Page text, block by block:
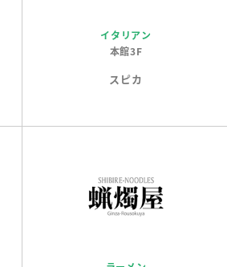
イタリアン
本館3F
スピカ